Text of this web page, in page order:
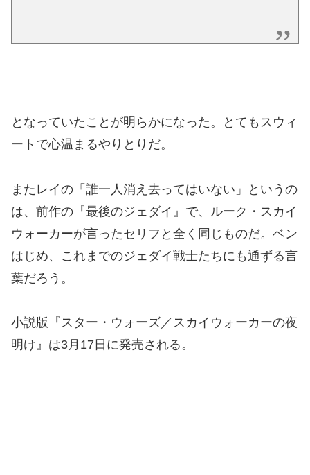
となっていたことが明らかになった。とてもスウィ
ートで心温まるやりとりだ。
またレイの「誰一人消え去ってはいない」というの
は、前作の『最後のジェダイ』で、ルーク・スカイ
ウォーカーが言ったセリフと全く同じものだ。ベン
はじめ、これまでのジェダイ戦士たちにも通ずる言
葉だろう。
小説版『スター・ウォーズ／スカイウォーカーの夜
明け』は3月17日に発売される。